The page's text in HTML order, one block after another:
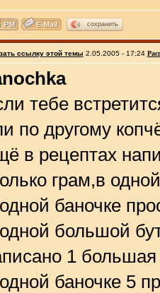
сохранить
ссылку этой темы 2.05.2005 - 17:24
тебе
по другому
в рецептах
грам,в
баночке
большой
1
баночке 5